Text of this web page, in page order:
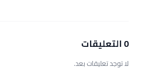
0 التعليقات
لا توجد تعليقات بعد.